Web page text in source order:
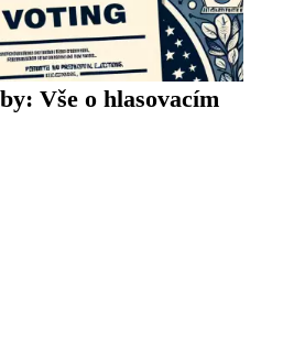
Vše o hlasovacím